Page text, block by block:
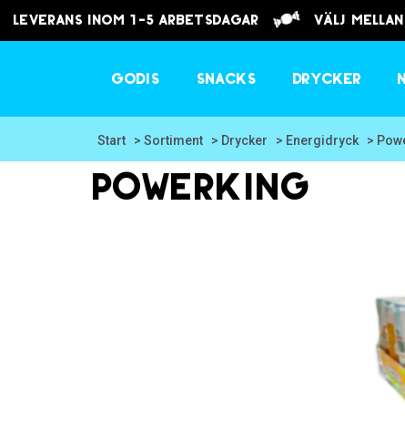
Leverans inom 1-5 arbetsdagar välj
Godis Snacks Drycker
Start > Sortiment > Drycker > Energidryck >
Powerking